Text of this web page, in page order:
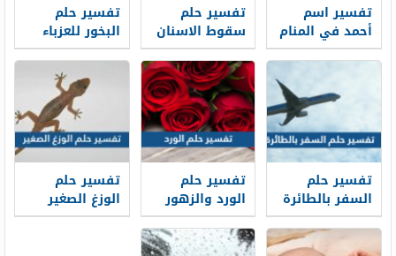
تفسير اسم
أحمد في المنام
للعزباء
والمتزوجة
والحامل
تفسير حلم
سقوط الاسنان
بدون دم في
المنام لابن
سيرين
تفسير حلم
البخور للعزباء
في المنام
والمتزوجة
والحامل
تفسير حلم
السفر بالطائرة
في المنام
تفسير حلم
الورد والزهور
في المنام لابن
سيرين والإمام
تفسير حلم
الوزغ الصغير
في المنام